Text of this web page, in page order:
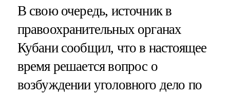
В свою очередь, источник в
правоохранительных органах
Кубани сообщил, что в настоящее
время решается вопрос о
возбуждении уголовного дело по